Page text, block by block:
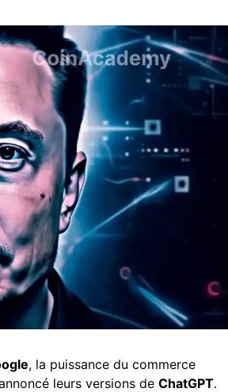
, la puissance du commerce
leurs versions de ChatGPT.